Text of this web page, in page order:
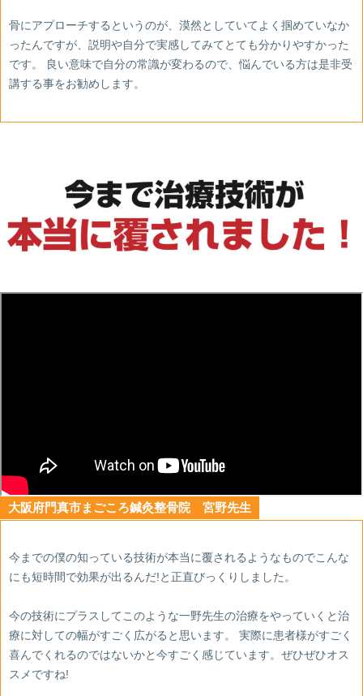
骨にアプローチするというのが、漠然としていてよく掴めていなか
ったんですが、説明や自分で実感してみてとても分かりやすかった
です。 良い意味で自分の常識が変わるので、悩んでいる方は是非受
講する事をお勧めします。
大阪府門真市まごころ鍼灸整骨院 宮野先生
今までの僕の知っている技術が本当に覆されるようなものでこんな
にも短時間で効果が出るんだ!と正直びっくりしました。
今の技術にプラスしてこのような一野先生の治療をやっていくと治
療に対しての幅がすごく広がると思います。 実際に患者様がすごく
喜んでくれるのではないかと今すごく感じています。ぜひぜひオス
スメですね!